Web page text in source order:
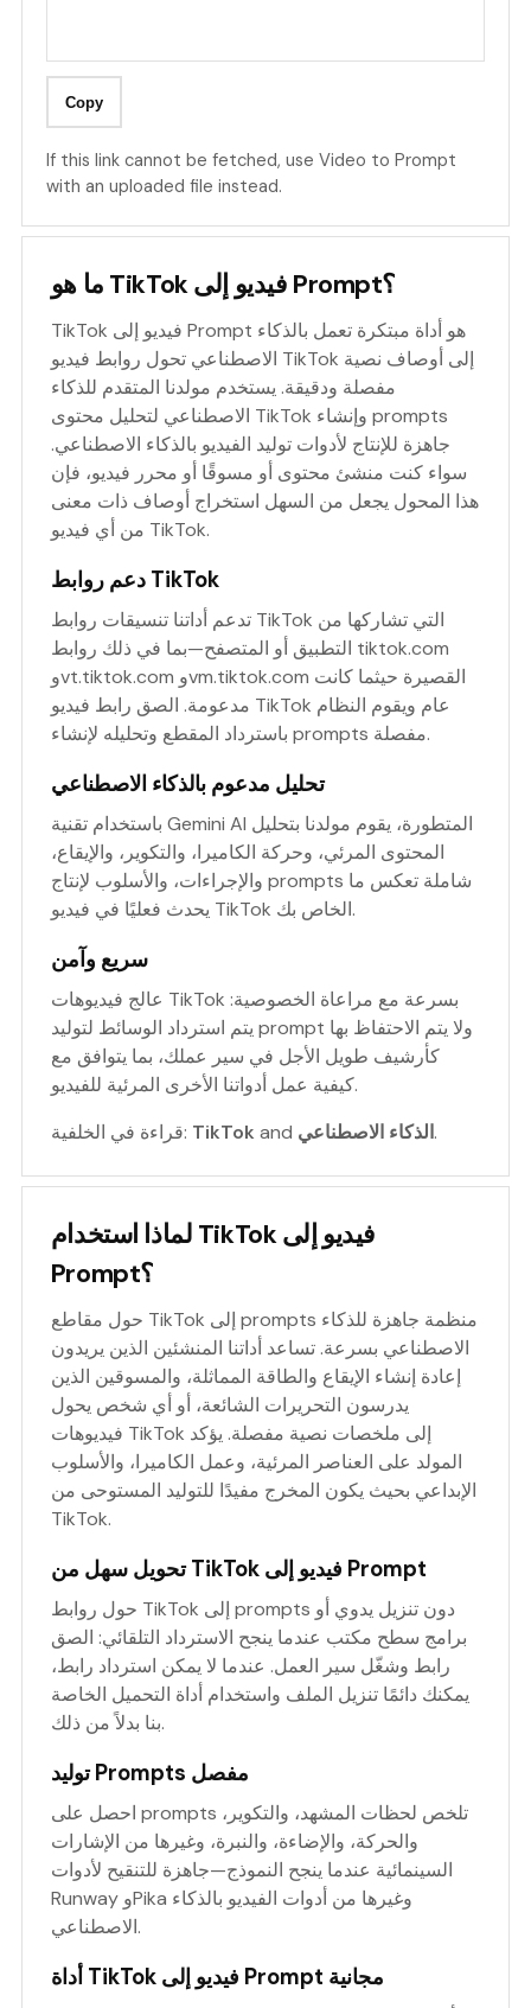
Copy
If this link cannot be fetched, use Video to Prompt
with an uploaded file instead.
ما هو TikTok فيديو إلى Prompt؟
TikTok فيديو إلى Prompt هو أداة مبتكرة تعمل بالذكاء
الاصطناعي تحول روابط فيديو TikTok إلى أوصاف نصية
مفصلة ودقيقة. يستخدم مولدنا المتقدم للذكاء
الاصطناعي لتحليل محتوى TikTok وإنشاء prompts
جاهزة للإنتاج لأدوات توليد الفيديو بالذكاء الاصطناعي.
سواء كنت منشئ محتوى أو مسوقًا أو محرر فيديو، فإن
هذا المحول يجعل من السهل استخراج أوصاف ذات معنى
من أي فيديو TikTok.
دعم روابط TikTok
تدعم أداتنا تنسيقات روابط TikTok التي تشاركها من
التطبيق أو المتصفح—بما في ذلك روابط tiktok.com
وvt.tiktok.com وvm.tiktok.com القصيرة حيثما كانت
مدعومة. الصق رابط فيديو TikTok عام ويقوم النظام
باسترداد المقطع وتحليله لإنشاء prompts مفصلة.
تحليل مدعوم بالذكاء الاصطناعي
باستخدام تقنية Gemini AI المتطورة، يقوم مولدنا بتحليل
المحتوى المرئي، وحركة الكاميرا، والتكوير، والإيقاع،
والإجراءات، والأسلوب لإنتاج prompts شاملة تعكس ما
يحدث فعليًا في فيديو TikTok الخاص بك.
سريع وآمن
عالج فيديوهات TikTok بسرعة مع مراعاة الخصوصية:
يتم استرداد الوسائط لتوليد prompt ولا يتم الاحتفاظ بها
كأرشيف طويل الأجل في سير عملك، بما يتوافق مع
كيفية عمل أدواتنا الأخرى المرئية للفيديو.
قراءة في الخلفية: TikTok and الذكاء الاصطناعي.
لماذا استخدام TikTok فيديو إلى
Prompt؟
حول مقاطع TikTok إلى prompts منظمة جاهزة للذكاء
الاصطناعي بسرعة. تساعد أداتنا المنشئين الذين يريدون
إعادة إنشاء الإيقاع والطاقة المماثلة، والمسوقين الذين
يدرسون التحريرات الشائعة، أو أي شخص يحول
فيديوهات TikTok إلى ملخصات نصية مفصلة. يؤكد
المولد على العناصر المرئية، وعمل الكاميرا، والأسلوب
الإبداعي بحيث يكون المخرج مفيدًا للتوليد المستوحى من
TikTok.
تحويل سهل من TikTok فيديو إلى Prompt
حول روابط TikTok إلى prompts دون تنزيل يدوي أو
برامج سطح مكتب عندما ينجح الاسترداد التلقائي: الصق
رابط وشغّل سير العمل. عندما لا يمكن استرداد رابط،
يمكنك دائمًا تنزيل الملف واستخدام أداة التحميل الخاصة
بنا بدلاً من ذلك.
توليد Prompts مفصل
احصل على prompts تلخص لحظات المشهد، والتكوير،
والحركة، والإضاءة، والنبرة، وغيرها من الإشارات
السينمائية عندما ينجح النموذج—جاهزة للتنقيح لأدوات
Runway وPika وغيرها من أدوات الفيديو بالذكاء
الاصطناعي.
أداة TikTok فيديو إلى Prompt مجانية